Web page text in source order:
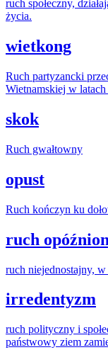
ruch społeczny,
życia.
wietkong
Ruch partyzancki
Wietnamskiej w
skok
Ruch gwałtowny
opust
Ruch kończyn ku
ruch
ruch niejednostajny, w
irredentyzm
ruch polityczny i
państwowy ziem